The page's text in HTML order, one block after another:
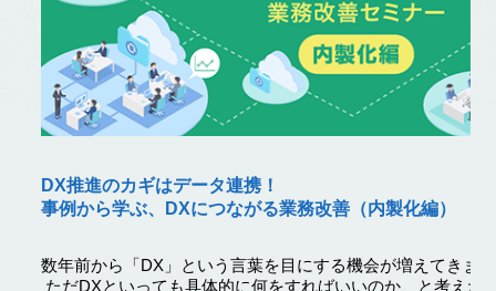
DX推進のカギはデータ連携！
事例から学ぶ、DXにつながる業務改善（内製化編）
数年前から「DX」という言葉を目にする機会が増えてきま
ただDXといっても具体的に何をすればいいのか、と考えた